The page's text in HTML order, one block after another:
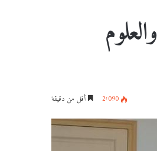
2٬090 أقل من دقيقة